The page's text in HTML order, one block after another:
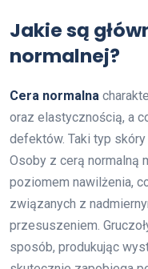
Jakie są
normalnej?
Cera normalna
oraz elastycznością, a
defektów. Taki typ
Osoby z cerą normalną
poziomem nawilżenia,
związanych z
przesuszeniem.
sposób, produkując